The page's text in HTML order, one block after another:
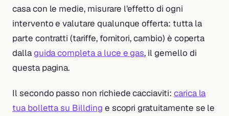
casa con le medie, misurare l’effetto di ogni
intervento e valutare qualunque offerta: tutta la
parte contratti (tariffe, fornitori, cambio) è coperta
dallaguida completa a luce e gas, il gemello di
questa pagina.
Il secondo passo non richiede cacciaviti: carica la
tua bolletta su Billding e scopri gratuitamente se le